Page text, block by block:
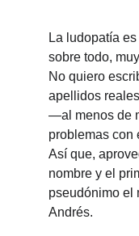
La ludopatía
sobre todo,
No quiero
apellidos
—al menos de
problemas con
Así que,
nombre y el
pseudónimo el
Andrés.